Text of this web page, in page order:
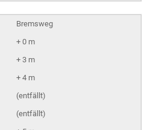
Bremsweg
+ 0 m
+ 3 m
+ 4 m
(entfällt)
(entfällt)